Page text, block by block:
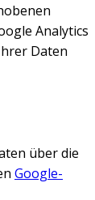
Analytics
Daten
über die
Google-